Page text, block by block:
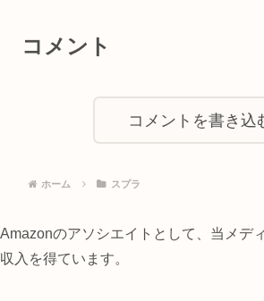
コメント
コメントを書き込
ホーム スプラ
Amazonのアソシエイトとして、当メデ
収入を得ています。